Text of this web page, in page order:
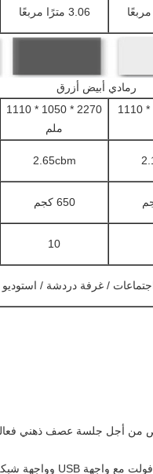
3.06 مترًا مربعًا
رمادي أبيض أزرق
2270 * 850 * 1110
2270 * 1050 * 1110
ملم
2.65cbm
650 كجم
10
/ غرفة دردشة / استوديو
من أجل جلسة عصف ذهني